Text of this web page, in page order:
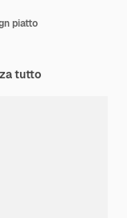
piatto
tutto